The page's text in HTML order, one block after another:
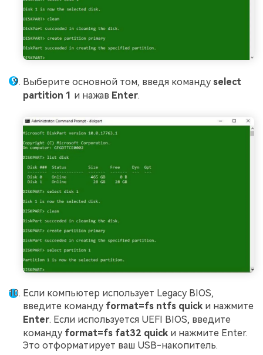
Выберите основной том, введя команду select
partition 1 и нажав Enter.
Если компьютер использует Legacy BIOS,
введите команду format=fs ntfs quick и нажмите
Enter. Если используется UEFI BIOS, введите
команду format=fs fat32 quick и нажмите Enter.
Это отформатирует ваш USB-накопитель.